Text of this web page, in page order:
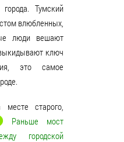
города. Тумский
влюбленных,
люди вешают
ключ
это самое
старого,
Раньше мост
городской